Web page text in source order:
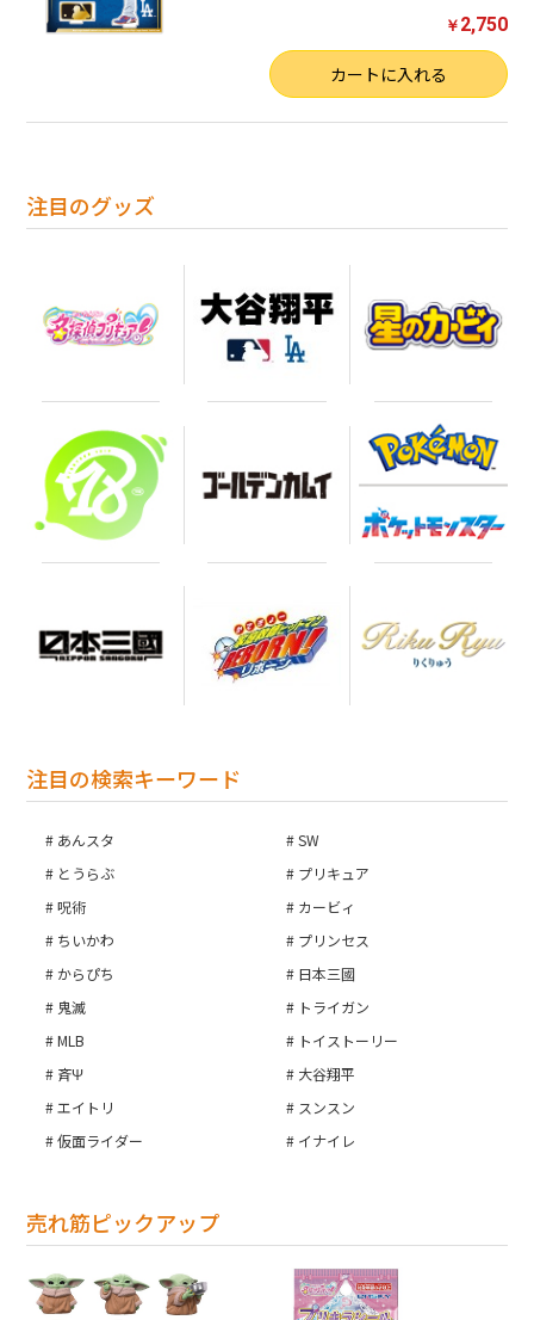
注目のグッズ
注目の検索キーワード
あんスタ
SW
とうらぶ
プリキュア
呪術
カービィ
ちいかわ
プリンセス
からぴち
日本三國
鬼滅
トライガン
MLB
トイストーリー
斉Ψ
大谷翔平
エイトリ
スンスン
仮面ライダー
イナイレ
売れ筋ピックアップ
￥ 2,750
カートに入れる
お買い物を続ける
カートへ進む